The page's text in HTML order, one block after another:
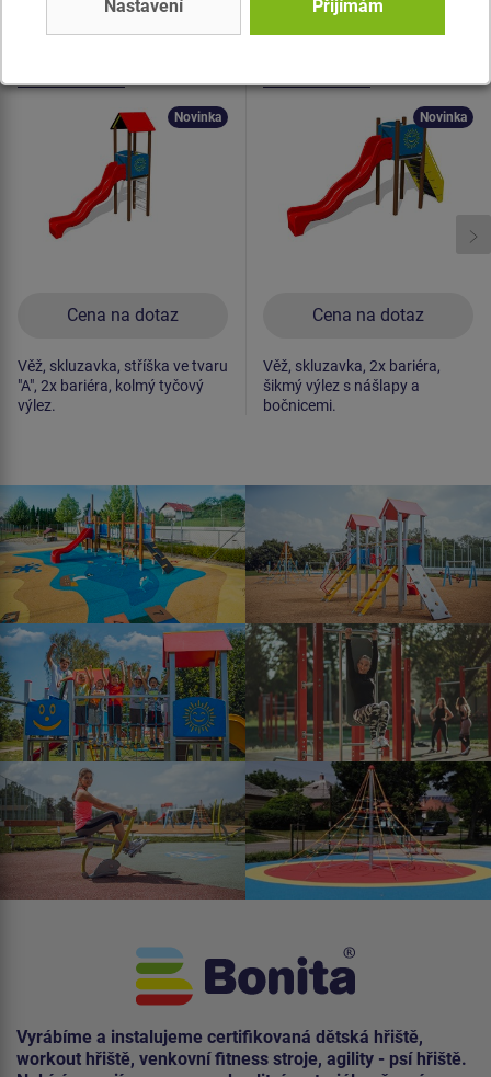
UNK1018K -
Cena na dotaz
Novinka
Věž, skluzavka, stříška ve tvaru
"A", 2x bariéra, kolmý tyčový
výlez.
UNK1012K -
Cena na dotaz
Novinka
Věž, skluzavka, 2x bariéra,
šikmý výlez s nášlapy a
bočnicemi.
Vyrábíme a instalujeme certifikovaná dětská hřiště,
workout hřiště, venkovní fitness stroje, agility - psí hřiště.
Nastavení Přijímám